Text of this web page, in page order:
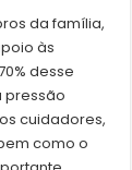
da família,
às
desse
pressão
cuidadores,
como o